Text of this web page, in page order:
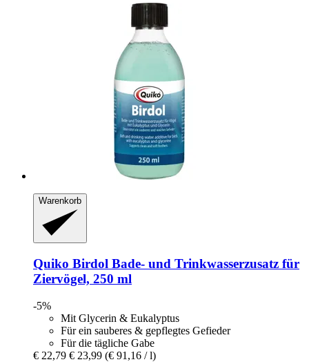
Warenkorb
Quiko Birdol Bade-​ und Trinkwasserzusatz für
Ziervögel, 250 ml
-5%
Mit Glycerin & Eukalyptus
Für ein sauberes & gepflegtes Gefieder
Für die tägliche Gabe
€ 22,79 € 23,99 (€ 91,16 / l)